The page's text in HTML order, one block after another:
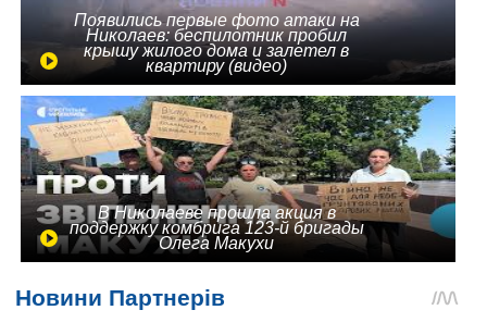
Появились первые фото атаки на
Николаев: беспилотник пробил
крышу жилого дома и залетел в
квартиру (видео)
В Николаеве прошла акция в
поддержку комбрига 123-й бригады
Олега Макухи